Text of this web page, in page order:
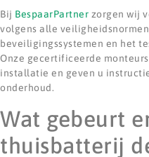
Bij BespaarPartner zorgen wij
volgens alle
beveiligingssystemen en het
Onze gecertificeerde
installatie en geven u
onderhoud.
Wat gebeurt
thuisbatterij